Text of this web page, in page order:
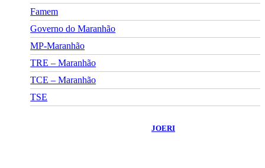
Famem
Governo do Maranhão
MP-Maranhão
TRE – Maranhão
TCE – Maranhão
TSE
JOERI